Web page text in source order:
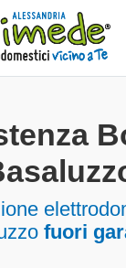
fuori